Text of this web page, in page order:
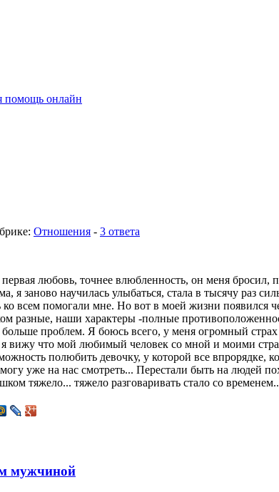
Отношения - 3 ответа
любовь, точнее влюбленность, он меня
я заново научилась улыбаться, стала в тысячу
всем помогали мне. Но вот в моей жизни появился
разные, наши характеры -полные
проблем. Я боюсь всего, у меня огромный
вижу что мой любимый человек со мной и моими
полюбить девочку, у которой все впрорядке,
уже на нас смотреть... Перестали быть на людей
тяжело... тяжело разговаривать стало со
мужчиной